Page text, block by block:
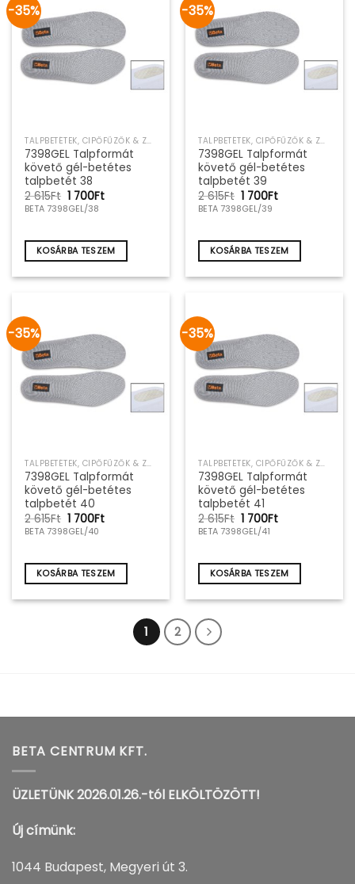
-35%
TALPBETÉTEK, CIPŐFŰZŐK & ZOKNIK
7398GEL Talpformát
követő gél-betétes
talpbetét 38
2 615Ft Original
price
was:
615Ft.
1 700FtCurrent
700Ft.
BETA 7398GEL/38
KOSÁRBA TESZEM
-35%
TALPBETÉTEK, CIPŐFŰZŐK & ZOKNIK
7398GEL Talpformát
követő gél-betétes
talpbetét 39
2 615Ft Original
price
was:
615Ft.
1 700FtCurrent
700Ft.
BETA 7398GEL/39
KOSÁRBA TESZEM
-35%
TALPBETÉTEK, CIPŐFŰZŐK & ZOKNIK
7398GEL Talpformát
követő gél-betétes
talpbetét 40
2 615Ft Original
price
was:
1 700FtCurrent
BETA 7398GEL/40
KOSÁRBA TESZEM
-35%
TALPBETÉTEK, CIPŐFŰZŐK & ZOKNIK
7398GEL Talpformát
követő gél-betétes
talpbetét 41
2 615Ft Original
price
was:
1 700FtCurrent
BETA 7398GEL/41
KOSÁRBA TESZEM
1 2
BETA CENTRUM KFT.
ÜZLETÜNK 2026.01.26.-tól ELKÖLTÖZÖTT!
Új címünk:
1044 Budapest, Megyeri út 3.